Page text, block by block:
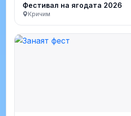
Фестивал на ягодата 2026
Кричим